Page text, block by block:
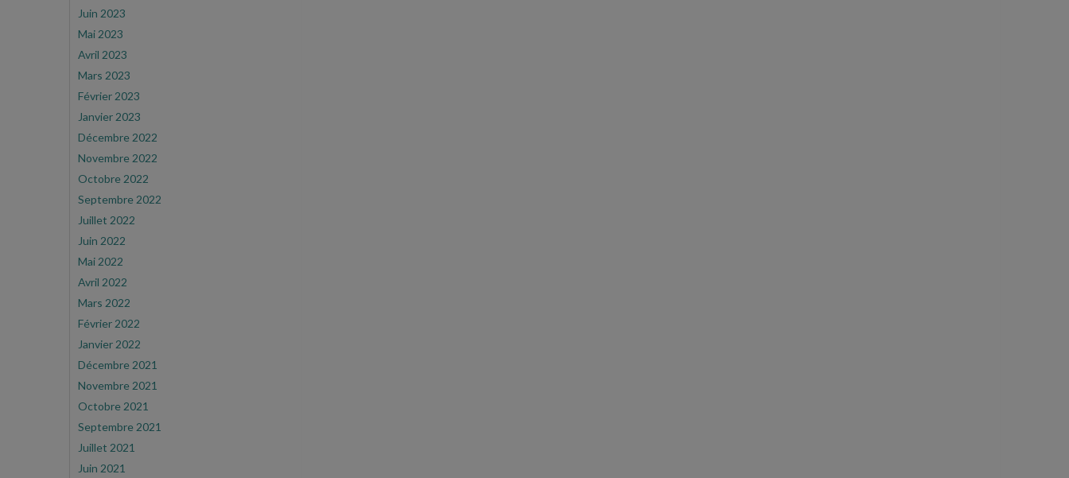
Juin 2023
Mai 2023
Avril 2023
Mars 2023
Février 2023
Janvier 2023
Décembre 2022
Novembre 2022
Octobre 2022
Septembre 2022
Juillet 2022
Juin 2022
Mai 2022
Avril 2022
Mars 2022
Février 2022
Janvier 2022
Décembre 2021
Novembre 2021
Octobre 2021
Septembre 2021
Juillet 2021
Juin 2021